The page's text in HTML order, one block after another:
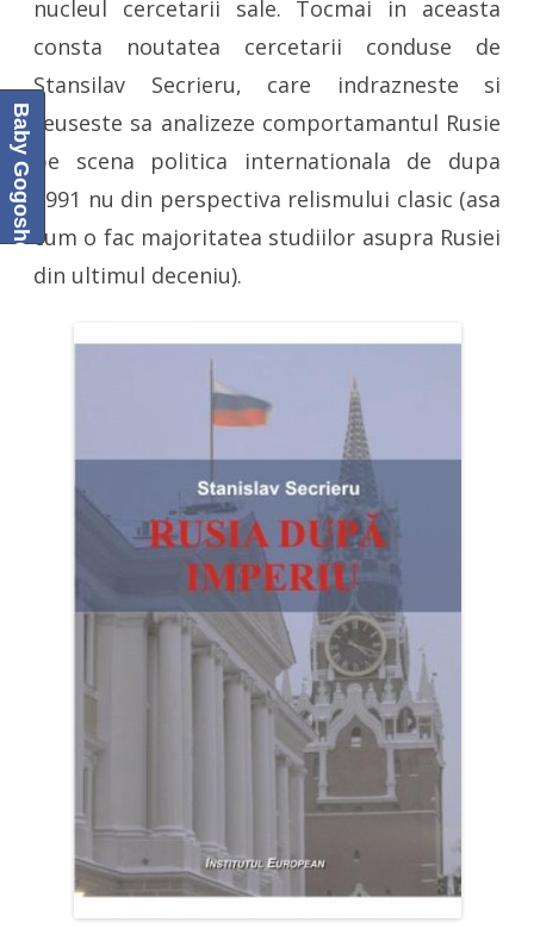
nucleul cercetarii sale. Tocmai in aceasta
consta noutatea cercetarii conduse de
Stansilav Secrieru, care indrazneste si
reuseste sa analizeze comportamantul Rusie
pe scena politica internationala de dupa
1991 nu din perspectiva relismului clasic (asa
cum o fac majoritatea studiilor asupra Rusiei
din ultimul deceniu).
Baby Gogoshel Blog